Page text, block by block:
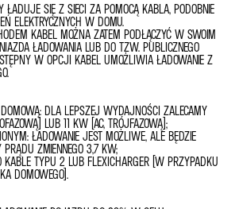
ŁADUJE SIĘ Z SIECI ZA POMOCĄ KABLA, PODOBNIE
ELEKTRYCZNYCH W DOMU.
KABEL MOŻNA ZATEM PODŁĄCZYĆ W SWOIM
ŁADOWANIA LUB DO TZW. PUBLICZNEGO
W OPCJI KABEL UMOŻLIWIA ŁADOWANIE Z
DLA LEPSZEJ WYDAJNOŚCI ZALECAMY
LUB 11 KW (AC, TRÓJFAZOWĄ);
ŁADOWANIE JEST MOŻLIWE, ALE BĘDZIE
ZMIENNEGO 3,7 KW;
KABLE TYPU 2 LUB FLEXICHARGER (W PRZYPADKU
DOMOWEGO).